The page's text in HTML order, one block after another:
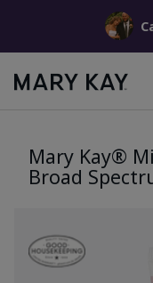
Mary Kay®
Broad